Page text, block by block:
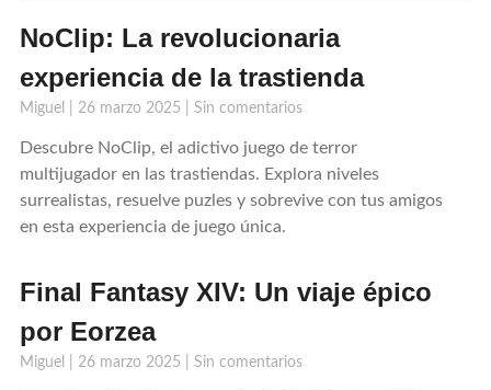
NoClip: La revolucionaria
experiencia de la trastienda
Miguel 26 marzo 2025 Sin comentarios
Descubre NoClip, el adictivo juego de terror
multijugador en las trastiendas. Explora niveles
surrealistas, resuelve puzles y sobrevive con tus amigos
en esta experiencia de juego única.
Final Fantasy XIV: Un viaje épico
por Eorzea
Miguel 26 marzo 2025 Sin comentarios